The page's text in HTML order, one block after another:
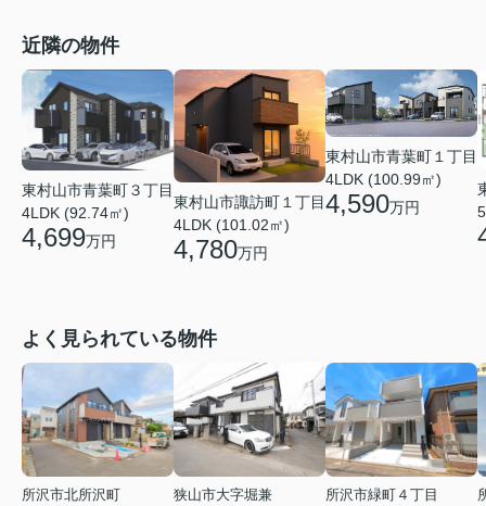
近隣の物件
東村山市青葉町３丁目
4LDK (92.74㎡)
4,699万円
東村山市諏訪町１丁目
4LDK (101.02㎡)
4,780万円
東村山市青葉町１丁目
4LDK (100.99㎡)
4,590万円
よく見られている物件
所沢市北所沢町
狭山市大字堀兼
所沢市緑町４丁目